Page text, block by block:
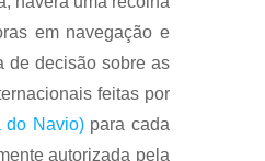
em navegação e
de decisão sobre as
feitas por
do Navio)para cada
autorizada pela